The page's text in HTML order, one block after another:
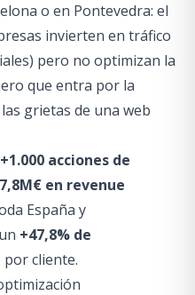
o en Pontevedra: el
invierten en tráfico
pero no optimizan la
que entra por la
grietas de una web
+1.000 acciones de
en revenue
España y
+47,8% de
por cliente.